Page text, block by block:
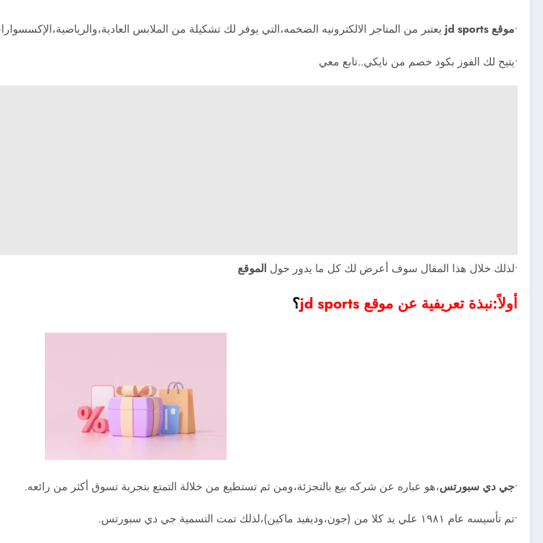
•موقع jd sports يعتبر من المتاجر الالكترونيه الضخمه،التي يوفر لك تشكيلة من الملابس
•يتيح لك الفوز بكود خصم من نايكي..تابع معي
•لذلك خلال هذا المقال سوف أعرض لك كل ما يدور حول الموقع
أولاً:نبذة تعريفية عن موقع jd sports ؟
•جي دي سبورتس،هو عباره عن شركه بيع بالتجزئة،ومن ثم تستطيع من خلالة التمتع بتجربة تسوق أكثر من رائعه.
•تم تأسيسه عام ١٩٨١ علي يد كلا من (جون،وديفيد ماكين)،لذلك تمت التسمية جي دي سبورتس.